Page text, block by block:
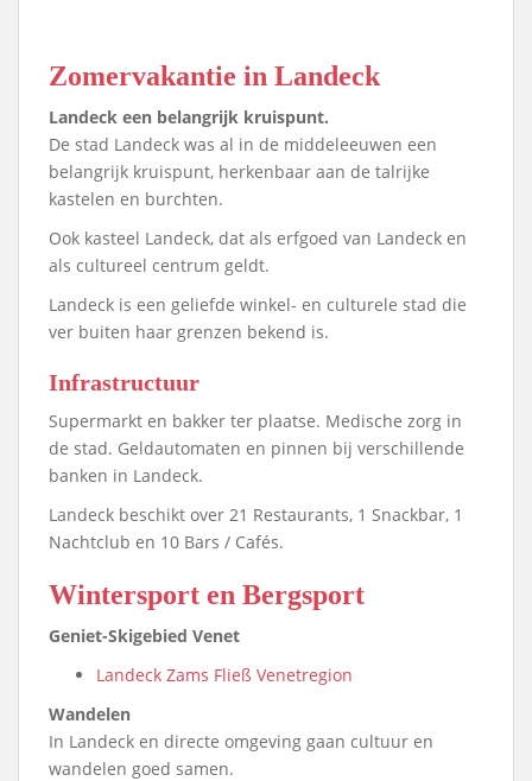
Zomervakantie in Landeck
Landeck een belangrijk kruispunt.
De stad Landeck was al in de middeleeuwen een
belangrijk kruispunt, herkenbaar aan de talrijke
kastelen en burchten.
Ook kasteel Landeck, dat als erfgoed van Landeck en
als cultureel centrum geldt.
Landeck is een geliefde winkel- en culturele stad die
ver buiten haar grenzen bekend is.
Infrastructuur
Supermarkt en bakker ter plaatse. Medische zorg in
de stad. Geldautomaten en pinnen bij verschillende
banken in Landeck.
Landeck beschikt over 21 Restaurants, 1 Snackbar, 1
Nachtclub en 10 Bars / Cafés.
Wintersport en Bergsport
Geniet-Skigebied Venet
Landeck Zams Fließ Venetregion
Wandelen
In Landeck en directe omgeving gaan cultuur en
wandelen goed samen.